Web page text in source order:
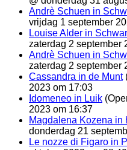
Andrè Schuen in
vrijdag 1 september
Louise Alder in
zaterdag 2 september
Andrè Schuen in
zaterdag 2 september
Cassandra in de Munt
2023 om 17:03
Idomeneo in Luik
2023 om 16:37
Magdalena Kozena in
donderdag 21
Le nozze di Figaro in